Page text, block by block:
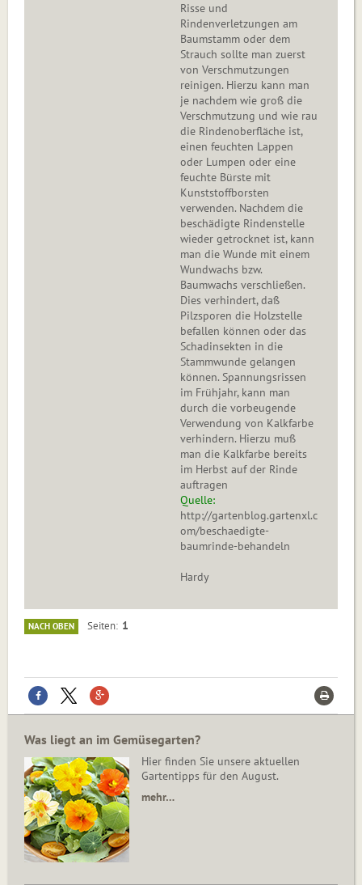
Risse und
Rindenverletzungen am
Baumstamm oder dem
Strauch sollte man zuerst
von Verschmutzungen
reinigen. Hierzu kann man
je nachdem wie groß die
Verschmutzung und wie rau
die Rindenoberfläche ist,
einen feuchten Lappen
oder Lumpen oder eine
feuchte Bürste mit
Kunststoffborsten
verwenden. Nachdem die
beschädigte Rindenstelle
wieder getrocknet ist, kann
man die Wunde mit einem
Wundwachs bzw.
Baumwachs verschließen.
Dies verhindert, daß
Pilzsporen die Holzstelle
befallen können oder das
Schadinsekten in die
Stammwunde gelangen
können. Spannungsrissen
im Frühjahr, kann man
durch die vorbeugende
Verwendung von Kalkfarbe
verhindern. Hierzu muß
man die Kalkfarbe bereits
im Herbst auf der Rinde
auftragen
Quelle:
http://gartenblog.gartenxl.c
om/beschaedigte-
baumrinde-behandeln
Hardy
NACH OBEN Seiten 1
Was liegt an im Gemüsegarten?
Hier finden Sie unsere aktuellen
Gartentipps für den August.
mehr…